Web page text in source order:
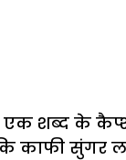
एक शब्द के
काफी सुंगर